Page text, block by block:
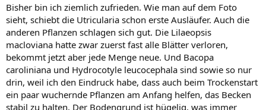
Bisher bin ich ziemlich zufrieden. Wie man auf dem Foto
sieht, schiebt die Utricularia schon erste Ausläufer. Auch die
anderen Pflanzen schlagen sich gut. Die Lilaeopsis
macloviana hatte zwar zuerst fast alle Blätter verloren,
bekommt jetzt aber jede Menge neue. Und Bacopa
caroliniana und Hydrocotyle leucocephala sind sowie so nur
drin, weil ich den Eindruck habe, dass auch beim Trockenstart
ein paar wuchernde Pflanzen am Anfang helfen, das Becken
stabil zu halten. Der Bodengrund ist hügelig, was immer